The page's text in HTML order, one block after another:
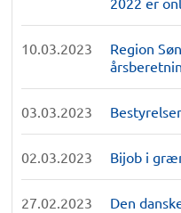
10.03.2023
Region
03.03.2023
02.03.2023 Bijob i
27.02.2023 Den